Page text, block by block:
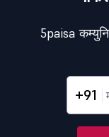
5paisa
+91